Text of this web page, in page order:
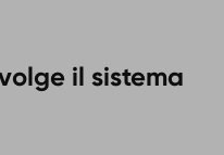
il sistema